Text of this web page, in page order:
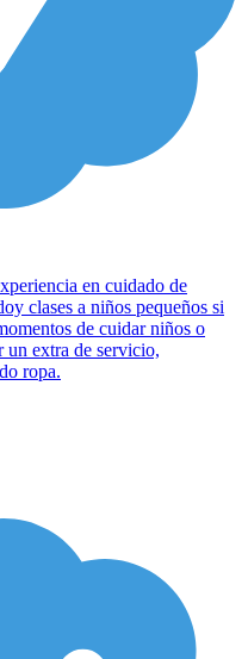
en cuidado de
clases a niños pequeños si
de cuidar niños o
un extra de servicio,
ropa.